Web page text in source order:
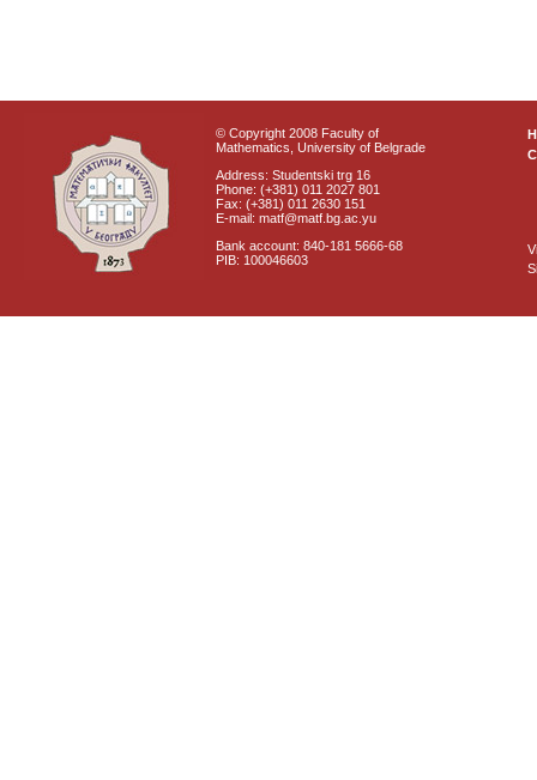
© Copyright 2008 Faculty of
Mathematics, University of Belgrade
Address: Studentski trg 16
Phone: (+381) 011 2027 801
Fax: (+381) 011 2630 151
E-mail: matf@matf.bg.ac.yu
Bank account: 840-181 5666-68
PIB: 100046603